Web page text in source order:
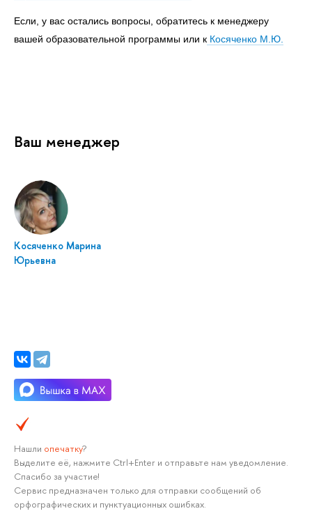
Если, у вас остались вопросы, обратитесь к менеджеру
вашей образовательной программы или к Косяченко М.Ю.
Ваш менеджер
Косяченко Марина
Юрьевна
Нашли опечатку?
Выделите её, нажмите Ctrl+Enter и отправьте нам уведомление.
Спасибо за участие!
Сервис предназначен только для отправки сообщений об
орфографических и пунктуационных ошибках.